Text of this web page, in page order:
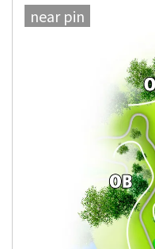
near pin